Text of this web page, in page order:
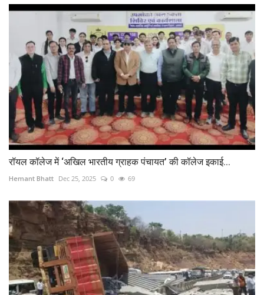
​रॉयल कॉलेज में ‘अखिल भारतीय ग्राहक पंचायत’ की कॉलेज इकाई...
Hemant Bhatt Dec 25, 2025 0 69